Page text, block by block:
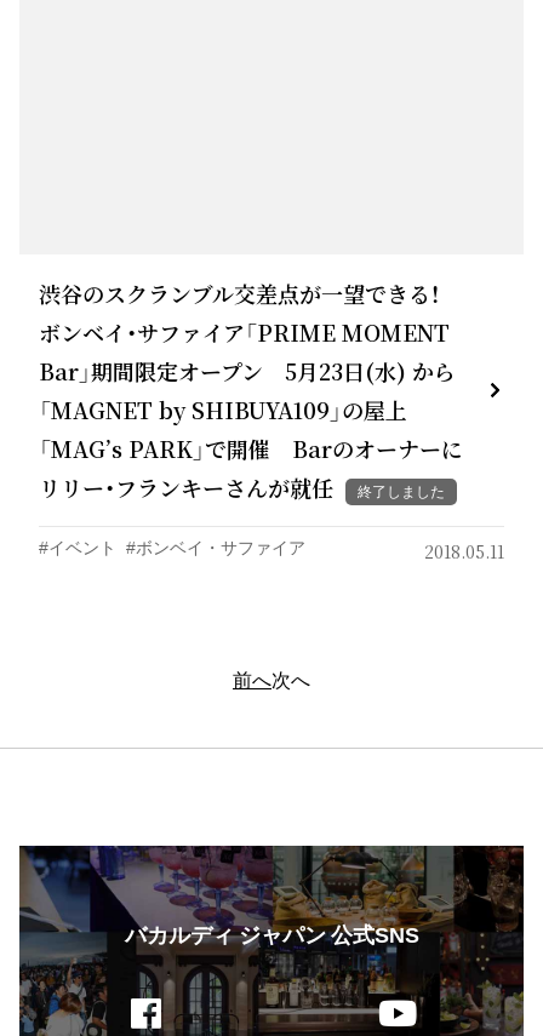
渋谷のスクランブル交差点が一望できる！
ボンベイ・サファイア「PRIME MOMENT
Bar」期間限定オープン 5月23日(水) から
「MAGNET by SHIBUYA109」の屋上
「MAG’s PARK」で開催 Barのオーナーに
リリー・フランキーさんが就任
終了しました
イベント ボンベイ・サファイア 2018.05.11
ナ
ー
シ
ョ
ン
前へ次へ
バカルディ ジャパン 公式SNS